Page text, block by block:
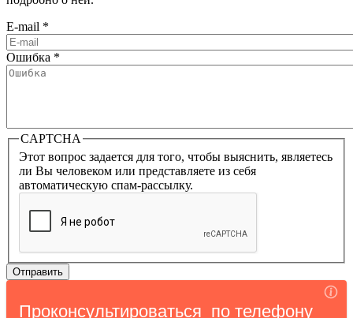
E-mail *
Ошибка *
CAPTCHA
Этот вопрос задается для того, чтобы выяснить, являетесь
ли Вы человеком или представляете из себя
автоматическую спам-рассылку.